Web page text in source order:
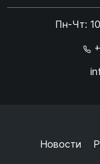
Пн-Чт:
Новости
Online чат